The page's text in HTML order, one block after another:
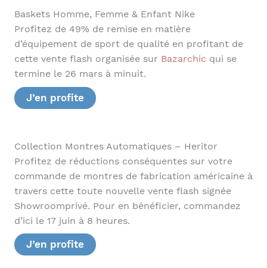
Baskets Homme, Femme & Enfant Nike
Profitez de 49% de remise en matière
d’équipement de sport de qualité en profitant de
cette vente flash organisée sur Bazarchic qui se
termine le 26 mars à minuit.
J’en profite
Collection Montres Automatiques – Heritor
Profitez de réductions conséquentes sur votre
commande de montres de fabrication américaine à
travers cette toute nouvelle vente flash signée
Showroomprivé. Pour en bénéficier, commandez
d’ici le 17 juin à 8 heures.
J’en profite